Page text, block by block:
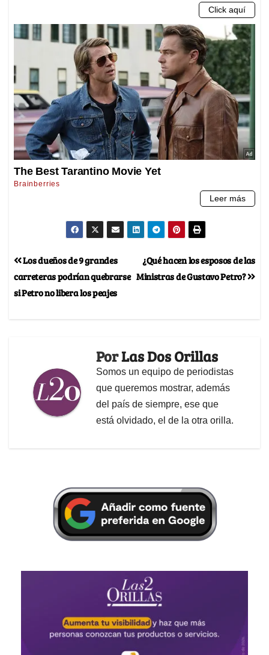
¿Qué hacen los esposos de las
Ministras de Gustavo Petro?
Los dueños de 9 grandes
carreteras podrían quebrarse
si Petro no libera los peajes
PorLas Dos Orillas
Somos un equipo de periodistas
que queremos mostrar, además
del país de siempre, ese que
está olvidado, el de la otra orilla.